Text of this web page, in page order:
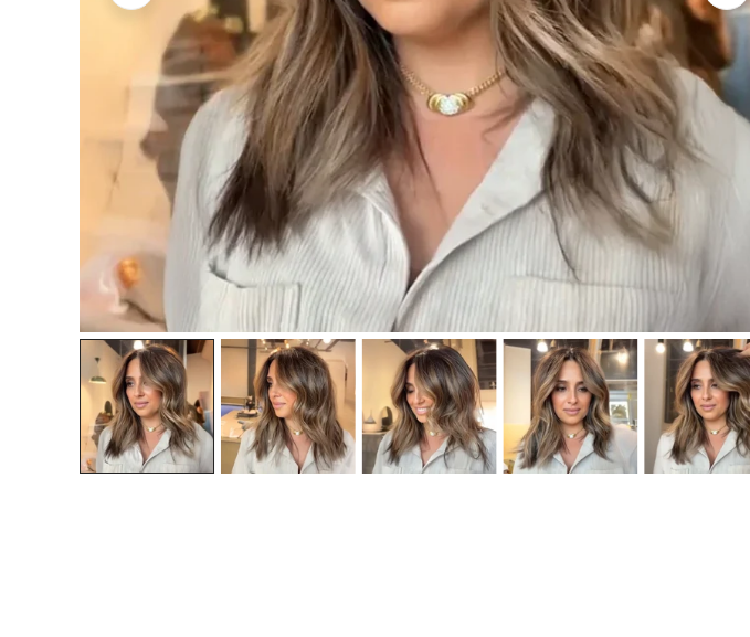
OUVRIR LE MÉDIA DANS LA VUE GALERIE